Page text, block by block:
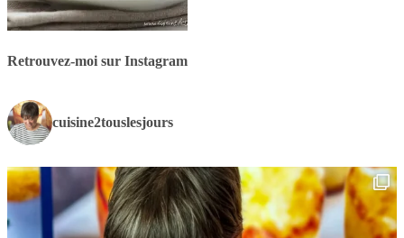
Retrouvez-moi sur Instagram
cuisine2touslesjours